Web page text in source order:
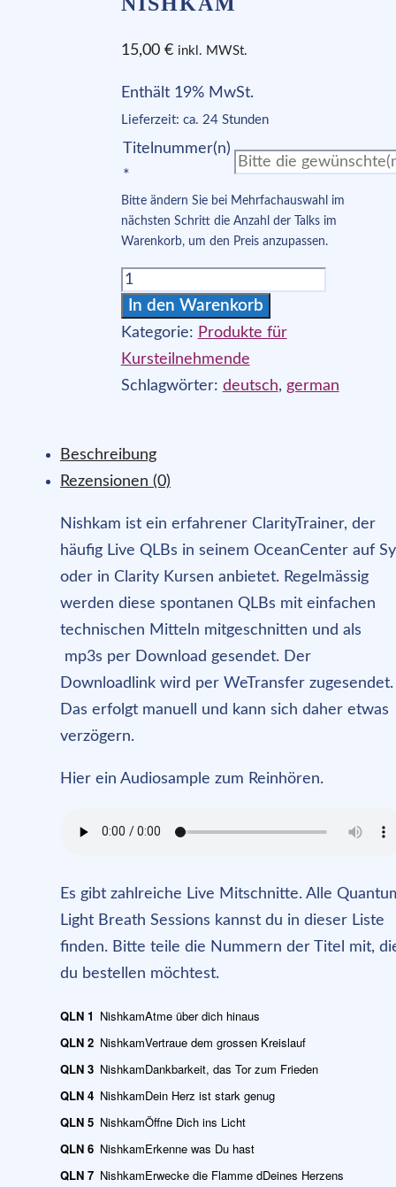
15,00 € inkl. MWSt.
Enthält 19% MwSt.
Lieferzeit: ca. 24 Stunden
Titelnummer(n)
*
Bitte ändern Sie bei Mehrfachauswahl im
nächsten Schritt die Anzahl der Talks im
Warenkorb, um den Preis anzupassen.
QLB-
mit
Nishkam
[Digital]
Menge
In den Warenkorb
Kategorie: Produkte für
Kursteilnehmende
Schlagwörter: deutsch, german
Beschreibung
Rezensionen (0)
Nishkam ist ein erfahrener ClarityTrainer, der
häufig Live QLBs in seinem OceanCenter auf
oder in Clarity Kursen anbietet. Regelmässig
werden diese spontanen QLBs mit einfachen
technischen Mitteln mitgeschnitten und als
mp3s per Download gesendet. Der
Downloadlink wird per WeTransfer zugesendet.
Das erfolgt manuell und kann sich daher etwas
verzögern.
Hier ein Audiosample zum Reinhören.
Es gibt zahlreiche Live Mitschnitte. Alle
Light Breath Sessions kannst du in dieser Liste
finden. Bitte teile die Nummern der Titel mit,
du bestellen möchtest.
QLN 1 NishkamAtme über dich hinaus
QLN 2 NishkamVertraue dem grossen Kreislauf
QLN 3 NishkamDankbarkeit, das Tor zum Frieden
QLN 4 NishkamDein Herz ist stark genug
QLN 5 NishkamÖffne Dich ins Licht
QLN 6 NishkamErkenne was Du hast
QLN 7 NishkamErwecke die Flamme dDeines Herzens